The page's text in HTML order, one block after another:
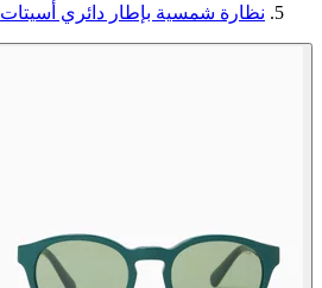
نظارة شمسية بإطار دائري أسيتات